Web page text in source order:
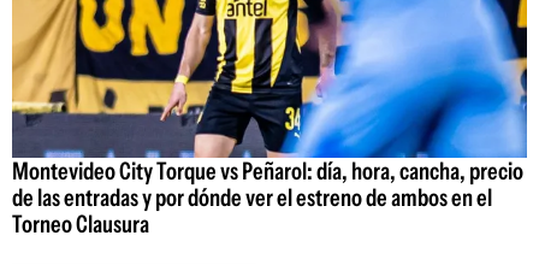
Montevideo City Torque vs Peñarol: día, hora, cancha, precio
de las entradas y por dónde ver el estreno de ambos en el
Torneo Clausura